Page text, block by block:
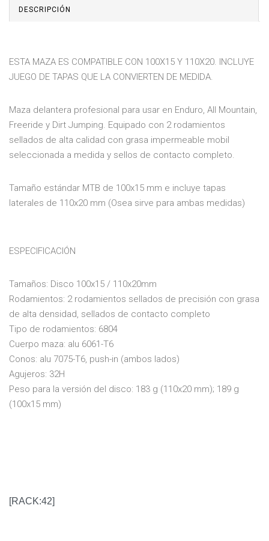
DESCRIPCIÓN
ESTA MAZA ES COMPATIBLE CON 100X15 Y 110X20. INCLUYE
JUEGO DE TAPAS QUE LA CONVIERTEN DE MEDIDA.
Maza delantera profesional para usar en Enduro, All Mountain,
Freeride y Dirt Jumping. Equipado con 2 rodamientos
sellados de alta calidad con grasa impermeable mobil
seleccionada a medida y sellos de contacto completo.
Tamaño estándar MTB de 100x15 mm e incluye tapas
laterales de 110x20 mm (Osea sirve para ambas medidas)
ESPECIFICACIÓN
Tamaños: Disco 100x15 / 110x20mm
Rodamientos: 2 rodamientos sellados de precisión con grasa
de alta densidad, sellados de contacto completo
Tipo de rodamientos: 6804
Cuerpo maza: alu 6061-T6
Conos: alu 7075-T6, push-in (ambos lados)
Agujeros: 32H
Peso para la versión del disco: 183 g (110x20 mm); 189 g
(100x15 mm)
[RACK:42]